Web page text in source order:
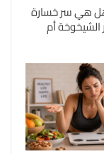
هل هي سر خسارة
الشيخوخة أم